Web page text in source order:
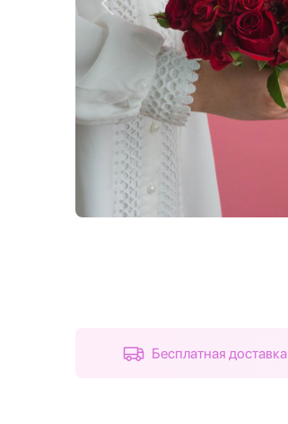
Назад
Бесплатная доставка